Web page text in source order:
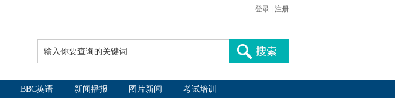
登录 注册
BBC英语 新闻播报 图片新闻 考试培训